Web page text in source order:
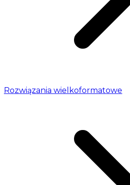
Rozwiązania wielkoformatowe